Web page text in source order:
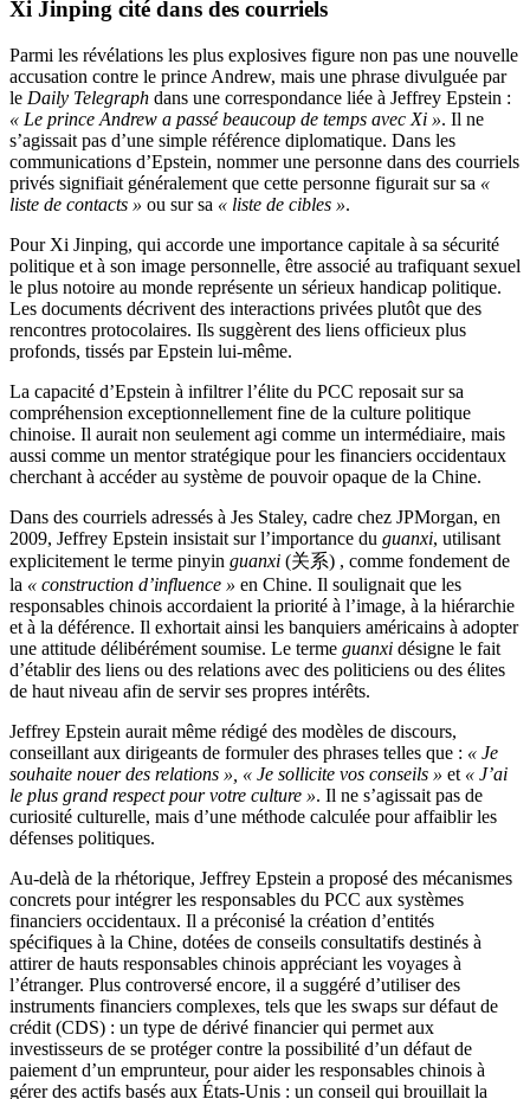
Xi Jinping cité dans des courriels
Parmi les révélations les plus explosives figure non pas une nouvelle
accusation contre le prince Andrew, mais une phrase divulguée par
le Daily Telegraph dans une correspondance liée à Jeffrey Epstein :
« Le prince Andrew a passé beaucoup de temps avec Xi ». Il ne
s’agissait pas d’une simple référence diplomatique. Dans les
communications d’Epstein, nommer une personne dans des courriels
privés signifiait généralement que cette personne figurait sur sa «
liste de contacts » ou sur sa « liste de cibles ».
Pour Xi Jinping, qui accorde une importance capitale à sa sécurité
politique et à son image personnelle, être associé au trafiquant sexuel
le plus notoire au monde représente un sérieux handicap politique.
Les documents décrivent des interactions privées plutôt que des
rencontres protocolaires. Ils suggèrent des liens officieux plus
profonds, tissés par Epstein lui-même.
La capacité d’Epstein à infiltrer l’élite du PCC reposait sur sa
compréhension exceptionnellement fine de la culture politique
chinoise. Il aurait non seulement agi comme un intermédiaire, mais
aussi comme un mentor stratégique pour les financiers occidentaux
cherchant à accéder au système de pouvoir opaque de la Chine.
Dans des courriels adressés à Jes Staley, cadre chez JPMorgan, en
2009, Jeffrey Epstein insistait sur l’importance du guanxi, utilisant
explicitement le terme pinyin guanxi (关系) , comme fondement de
la « construction d’influence » en Chine. Il soulignait que les
responsables chinois accordaient la priorité à l’image, à la hiérarchie
et à la déférence. Il exhortait ainsi les banquiers américains à adopter
une attitude délibérément soumise. Le terme guanxi désigne le fait
d’établir des liens ou des relations avec des politiciens ou des élites
de haut niveau afin de servir ses propres intérêts.
Jeffrey Epstein aurait même rédigé des modèles de discours,
conseillant aux dirigeants de formuler des phrases telles que : « Je
souhaite nouer des relations », « Je sollicite vos conseils » et « J’ai
le plus grand respect pour votre culture ». Il ne s’agissait pas de
curiosité culturelle, mais d’une méthode calculée pour affaiblir les
défenses politiques.
Au-delà de la rhétorique, Jeffrey Epstein a proposé des mécanismes
concrets pour intégrer les responsables du PCC aux systèmes
financiers occidentaux. Il a préconisé la création d’entités
spécifiques à la Chine, dotées de conseils consultatifs destinés à
attirer de hauts responsables chinois appréciant les voyages à
l’étranger. Plus controversé encore, il a suggéré d’utiliser des
instruments financiers complexes, tels que les swaps sur défaut de
crédit (CDS) : un type de dérivé financier qui permet aux
investisseurs de se protéger contre la possibilité d’un défaut de
paiement d’un emprunteur, pour aider les responsables chinois à
gérer des actifs basés aux États-Unis : un conseil qui brouillait la